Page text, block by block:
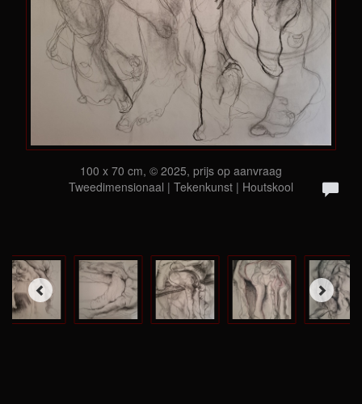
100 x 70 cm, © 2025, prijs op aanvraag
Tweedimensionaal | Tekenkunst | Houtskool